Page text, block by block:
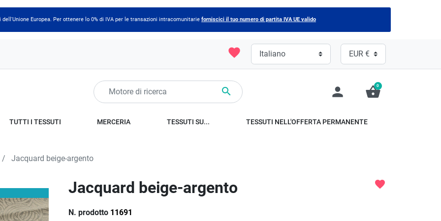
Europea. Per ottenere lo 0% di IVA per le transazioni intracomunitarie forniscici il tuo numero di partita IVA UE valido
favorite
 person shopping_basket
0
TUTTI I TESSUTI MERCERIA TESSUTI SU... TESSUTI NELL'OFFERTA PERMANENTE
Jacquard beige-argento
Jacquard beige-argento
N. prodotto 11691
favorite